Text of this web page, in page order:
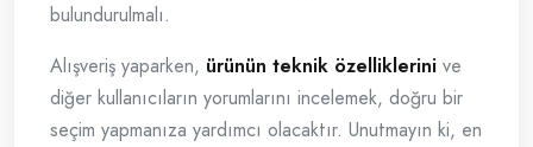
bulundurulmalı.
Alışveriş yaparken, ürünün teknik özelliklerini ve
diğer kullanıcıların yorumlarını incelemek, doğru bir
seçim yapmanıza yardımcı olacaktır. Unutmayın ki, en